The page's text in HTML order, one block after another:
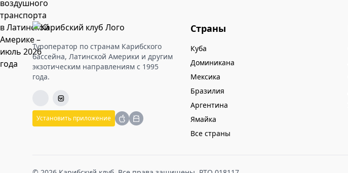
Туроператор по странам Карибского
бассейна, Латинской Америки и другим
экзотическим направлениям с 1995
года.
Установить приложение
Страны
Куба
Доминикана
Мексика
Бразилия
Аргентина
Ямайка
Все страны